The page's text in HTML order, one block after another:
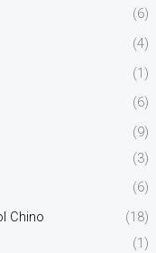
(6)
(4)
(1)
(6)
(9)
(3)
(6)
Chino
(18)
(1)